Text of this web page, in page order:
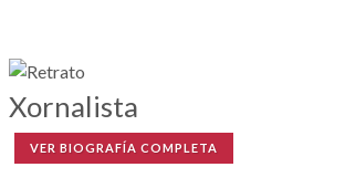
Xornalista
VER BIOGRAFÍA COMPLETA